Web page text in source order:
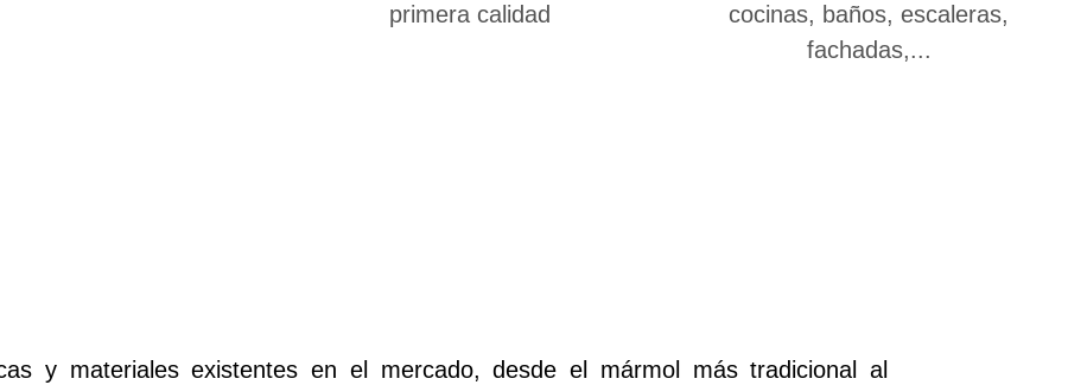
primera calidad
cocinas, baños, escaleras,
fachadas,...
y materiales existentes en el mercado, desde el mármol más tradicional al